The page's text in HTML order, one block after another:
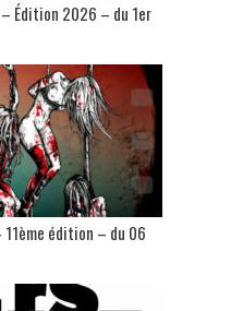
Édition 2026 – du 1er
édition – du 06